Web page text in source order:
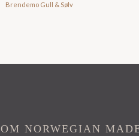
Brendemo Gull & Sølv
OM NORWEGIAN